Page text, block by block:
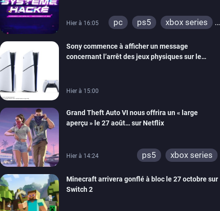
Hier à 16:05 pc ps5
xbox series
ps4
xbox one
switch 2
Sony commence à afficher un message
concernant l’arrêt des jeux physiques sur le
Hier à 15:00
Grand Theft Auto VI nous offrira un « large
aperçu » le 27 août… sur Netflix
Hier à 14:24 ps5 xbox series
Minecraft arrivera gonflé à bloc le 27 octobre sur
Switch 2